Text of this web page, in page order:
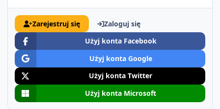
Zarejestruj się
Zaloguj się
Użyj konta Facebook
Użyj konta Google
Użyj konta Twitter
Użyj konta Microsoft